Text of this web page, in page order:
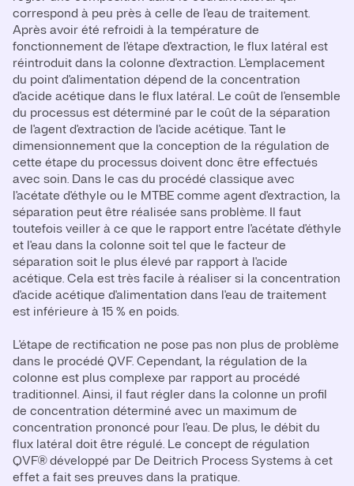
correspond à peu près à celle de l'eau de traitement.
Après avoir été refroidi à la température de
fonctionnement de l'étape d'extraction, le flux latéral est
réintroduit dans la colonne d'extraction. L'emplacement
du point d'alimentation dépend de la concentration
d'acide acétique dans le flux latéral. Le coût de l'ensemble
du processus est déterminé par le coût de la séparation
de l'agent d'extraction de l'acide acétique. Tant le
dimensionnement que la conception de la régulation de
cette étape du processus doivent donc être effectués
avec soin. Dans le cas du procédé classique avec
l'acétate d'éthyle ou le MTBE comme agent d'extraction, la
séparation peut être réalisée sans problème. Il faut
toutefois veiller à ce que le rapport entre l'acétate d'éthyle
et l'eau dans la colonne soit tel que le facteur de
séparation soit le plus élevé par rapport à l'acide
acétique. Cela est très facile à réaliser si la concentration
d'acide acétique d'alimentation dans l'eau de traitement
est inférieure à 15 % en poids.
L'étape de rectification ne pose pas non plus de problème
dans le procédé QVF. Cependant, la régulation de la
colonne est plus complexe par rapport au procédé
traditionnel. Ainsi, il faut régler dans la colonne un profil
de concentration déterminé avec un maximum de
concentration prononcé pour l'eau. De plus, le débit du
flux latéral doit être régulé. Le concept de régulation
QVF® développé par De Deitrich Process Systems à cet
effet a fait ses preuves dans la pratique.